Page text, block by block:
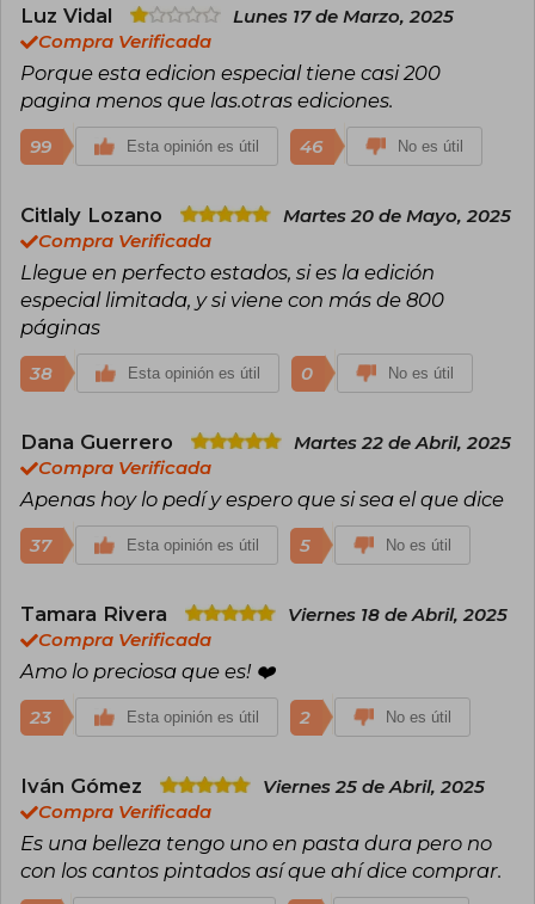
Rebecca Yarros ha sido reconocida con
premios como el Goodreads Choice Award y el
British Book Award al Libro del Año Pageturner,
y su obra será adaptada a televisión.
Luz Vidal
Lunes 17 de Marzo, 2025
Compra Verificada
Porque esta edicion especial tiene casi 200
pagina menos que las.otras ediciones.
99 Esta opinión es útil 46 No es útil
Citlaly Lozano
Martes 20 de Mayo, 2025
Compra Verificada
Llegue en perfecto estados, si es la edición
especial limitada, y si viene con más de 800
páginas
38 Esta opinión es útil 0 No es útil
Dana Guerrero
Martes 22 de Abril, 2025
Compra Verificada
Apenas hoy lo pedí y espero que si sea el que dice
37 Esta opinión es útil 5 No es útil
Tamara Rivera
Viernes 18 de Abril, 2025
Compra Verificada
Amo lo preciosa que es! ❤️‍
23 Esta opinión es útil 2 No es útil
Iván Gómez
Viernes 25 de Abril, 2025
Compra Verificada
Es una belleza tengo uno en pasta dura pero no
con los cantos pintados así que ahí dice comprar.